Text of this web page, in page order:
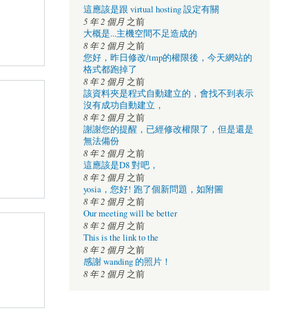
這應該是跟 virtual hosting 設定有關
5 年 2 個月之前
大概是...主機空間不足造成的
8 年 2 個月之前
您好，昨日修改/tmp的權限後，今天網站的
格式都跑掉了
8 年 2 個月之前
該資料夾是程式自動建立的，會找不到表示
沒有成功自動建立，
8 年 2 個月之前
謝謝您的提醒，已經修改權限了，但是還是
無法備份
8 年 2 個月之前
這應該是D8 對吧，
8 年 2 個月之前
yosia，您好! 跑了個新問題，如附圖
8 年 2 個月之前
Our meeting will be better
8 年 2 個月之前
This is the link to the
8 年 2 個月之前
感謝 wanding 的照片！
8 年 2 個月之前